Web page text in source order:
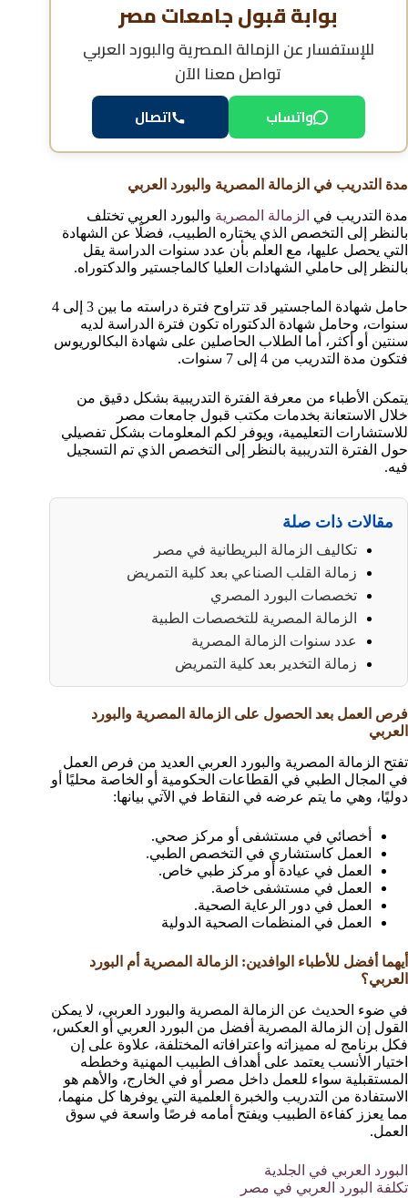
بوابة قبول جامعات مصر
للإستفسار عنالزمالة المصرية والبورد العربي
تواصل معنا الآن
واتساب اتصال
مدة التدريب في الزمالة المصرية والبورد العربي
مدة التدريب في الزمالة المصرية والبورد العربي تختلف
بالنظر إلى التخصص الذي يختاره الطبيب، فضلًا عن الشهادة
التي يحصل عليها، مع العلم بأن عدد سنوات الدراسة يقل
بالنظر إلى حاملي الشهادات العليا كالماجستير والدكتوراه.
حامل شهادة الماجستير قد تتراوح فترة دراسته ما بين 3 إلى 4
سنوات، وحامل شهادة الدكتوراه تكون فترة الدراسة لديه
سنتين أو أكثر، أما الطلاب الحاصلين على شهادة البكالوريوس
فتكون مدة التدريب من 4 إلى 7 سنوات.
يتمكن الأطباء من معرفة الفترة التدريبية بشكل دقيق من
خلال الاستعانة بخدمات مكتب قبول جامعات مصر
للاستشارات التعليمية، ويوفر لكم المعلومات بشكل تفصيلي
حول الفترة التدريبية بالنظر إلى التخصص الذي تم التسجيل
فيه.
مقالات ذات صلة
تكاليف الزمالة البريطانية في مصر
زمالة القلب الصناعي بعد كلية التمريض
تخصصات البورد المصري
الزمالة المصرية للتخصصات الطبية
عدد سنوات الزمالة المصرية
زمالة التخدير بعد كلية التمريض
فرص العمل بعد الحصول على الزمالة المصرية والبورد
العربي
تفتح الزمالة المصرية والبورد العربي العديد من فرص العمل
في المجال الطبي في القطاعات الحكومية أو الخاصة محليًا أو
دوليًا، وهي ما يتم عرضه في النقاط في الآتي بيانها:
أخصائي في مستشفى أو مركز صحي.
العمل كاستشاري في التخصص الطبي.
العمل في عيادة أو مركز طبي خاص.
العمل في مستشفى خاصة.
العمل في دور الرعاية الصحية.
العمل في المنظمات الصحية الدولية
أيهما أفضل للأطباء الوافدين: الزمالة المصرية أم البورد
العربي؟
في ضوء الحديث عن الزمالة المصرية والبورد العربي، لا يمكن
القول إن الزمالة المصرية أفضل من البورد العربي أو العكس،
فكل برنامج له مميزاته واعترافاته المختلفة، علاوة على إن
اختيار الأنسب يعتمد على أهداف الطبيب المهنية وخططه
المستقبلية سواء للعمل داخل مصر أو في الخارج، والأهم هو
الاستفادة من التدريب والخبرة العلمية التي يوفرها كل منهما،
مما يعزز كفاءة الطبيب ويفتح أمامه فرصًا واسعة في سوق
العمل.
البورد العربي في الجلدية
تكلفة البورد العربي في مصر